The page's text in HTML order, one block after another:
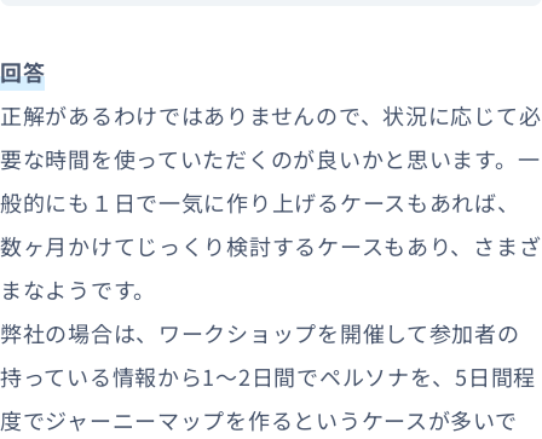
回答
正解があるわけではありませんので、状況に応じて必
要な時間を使っていただくのが良いかと思います。一
般的にも１日で一気に作り上げるケースもあれば、
数ヶ月かけてじっくり検討するケースもあり、さまざ
まなようです。
弊社の場合は、ワークショップを開催して参加者の
持っている情報から1～2日間でペルソナを、5日間程
度でジャーニーマップを作るというケースが多いで